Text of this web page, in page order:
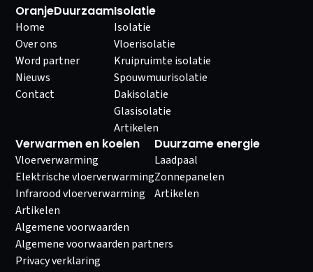
OranjeDuurzaam
Home
Over ons
Word partner
Nieuws
Contact
Isolatie
Isolatie
Vloerisolatie
Kruipruimte isolatie
Spouwmuurisolatie
Dakisolatie
Glasisolatie
Artikelen
Verwarmen en koelen
Vloerverwarming
Elektrische vloerverwarming
Infrarood vloerverwarming
Artikelen
Duurzame energie
Laadpaal
Zonnepanelen
Artikelen
Algemene voorwaarden
Algemene voorwaarden partners
Privacy verklaring